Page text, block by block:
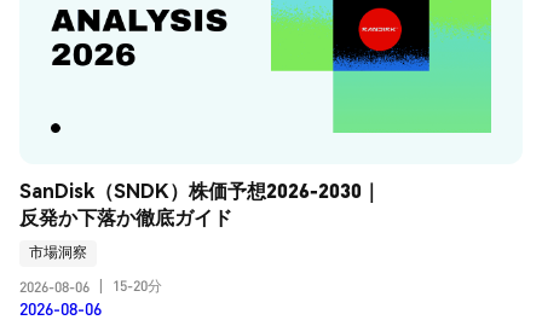
SanDisk（SNDK）株価予想2026-2030｜
反発か下落か徹底ガイド
市場洞察
2026-08-06
15-20分
2026-08-06